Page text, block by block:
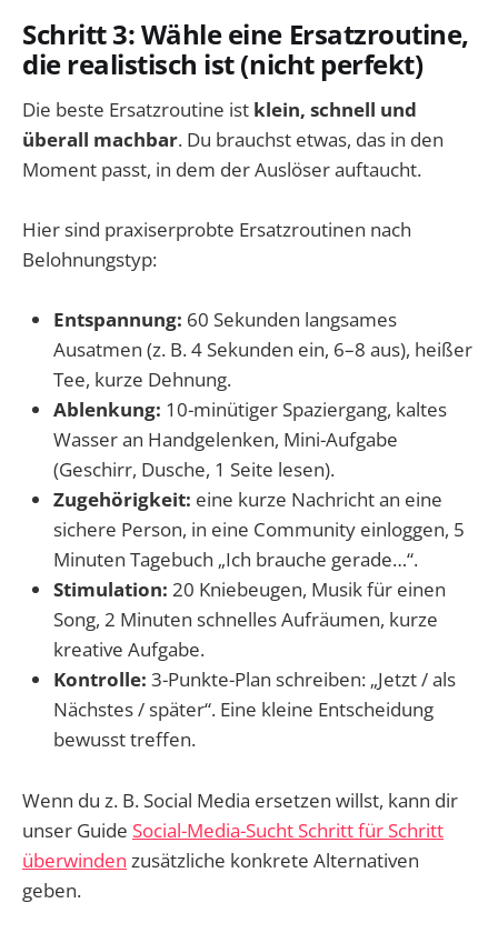
Schritt 3: Wähle eine Ersatzroutine,
die realistisch ist (nicht perfekt)
Die beste Ersatzroutine ist klein, schnell und
überall machbar. Du brauchst etwas, das in den
Moment passt, in dem der Auslöser auftaucht.
Hier sind praxiserprobte Ersatzroutinen nach
Belohnungstyp:
Entspannung: 60 Sekunden langsames
Ausatmen (z. B. 4 Sekunden ein, 6–8 aus), heißer
Tee, kurze Dehnung.
Ablenkung: 10-minütiger Spaziergang, kaltes
Wasser an Handgelenken, Mini-Aufgabe
(Geschirr, Dusche, 1 Seite lesen).
Zugehörigkeit: eine kurze Nachricht an eine
sichere Person, in eine Community einloggen, 5
Minuten Tagebuch „Ich brauche gerade…“.
Stimulation: 20 Kniebeugen, Musik für einen
Song, 2 Minuten schnelles Aufräumen, kurze
kreative Aufgabe.
Kontrolle: 3-Punkte-Plan schreiben: „Jetzt / als
Nächstes / später“. Eine kleine Entscheidung
bewusst treffen.
Wenn du z. B. Social Media ersetzen willst, kann dir
unser Guide Social-Media-Sucht Schritt für Schritt
überwinden zusätzliche konkrete Alternativen
geben.